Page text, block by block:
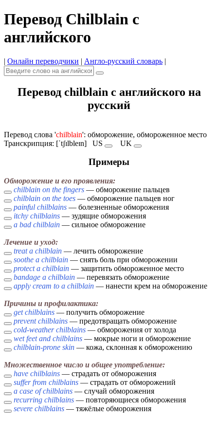
Перевод Chilblain с
английского
| Онлайн переводчики | Англо-русский словарь |
Перевод chilblain с английского на
русский
Перевод слова 'chilblain': обморожение, обмороженное место
Транскрипция: [ˈtʃɪlbleɪn] US UK
Примеры
Обморожение и его проявления:
chilblain on the fingers — обморожение пальцев
chilblain on the toes — обморожение пальцев ног
painful chilblains — болезненные обморожения
itchy chilblains — зудящие обморожения
a bad chilblain — сильное обморожение
Лечение и уход:
treat a chilblain — лечить обморожение
soothe a chilblain — снять боль при обморожении
protect a chilblain — защитить обмороженное место
bandage a chilblain — перевязать обморожение
apply cream to a chilblain — нанести крем на обморожение
Причины и профилактика:
get chilblains — получить обморожение
prevent chilblains — предотвращать обморожение
cold-weather chilblains — обморожения от холода
wet feet and chilblains — мокрые ноги и обморожение
chilblain-prone skin — кожа, склонная к обморожению
Множественное число и общее употребление:
have chilblains — страдать от обморожения
suffer from chilblains — страдать от обморожений
a case of chilblains — случай обморожения
recurring chilblains — повторяющиеся обморожения
severe chilblains — тяжёлые обморожения